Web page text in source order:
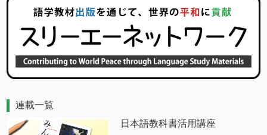
連載一覧
日本語教科書活用講座